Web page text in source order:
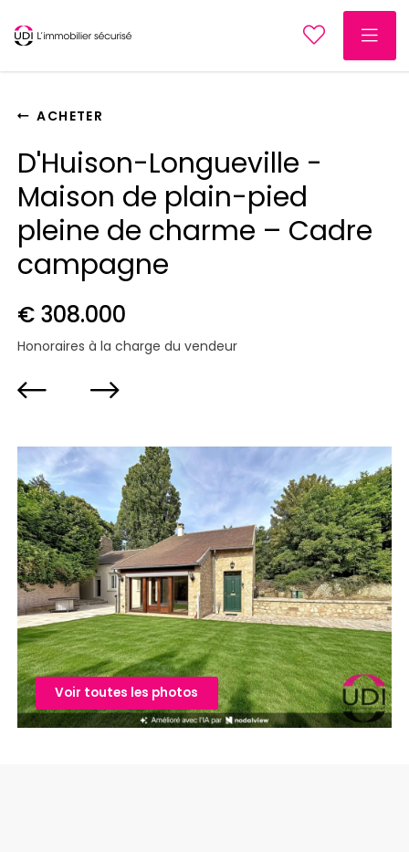
ACHETER
D'Huison-Longueville -
Maison de plain-pied
pleine de charme – Cadre
campagne
€ 308.000
Honoraires à la charge du vendeur
Voir toutes les photos